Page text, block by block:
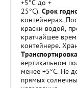
+5°С до +
25°С). Срок
контейнерах.
краски водой,
кратчайшее
контейнере.
Транспортировка
вертикальном
менее +5°С. Не
прямых